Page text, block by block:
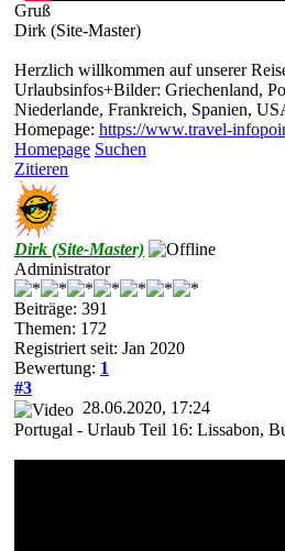
Gruß
Dirk (Site-Master)
Herzlich willkommen auf unserer
Urlaubsinfos+Bilder: Griechenland,
Niederlande, Frankreich, Spanien,
Homepage: https://www.travel-
Homepage Suchen
Zitieren
Dirk (Site-Master)
Administrator
Beiträge: 391
Themen: 172
Registriert seit: Jan 2020
Bewertung: 1
#3
28.06.2020, 17:24
Portugal - Urlaub Teil 16: Lissabon,